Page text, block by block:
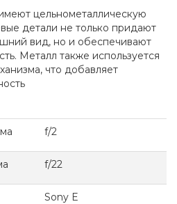
цельнометаллическую
детали не только придают
вид, но и обеспечивают
Металл также используется
что добавляет
f/2
f/22
Sony E